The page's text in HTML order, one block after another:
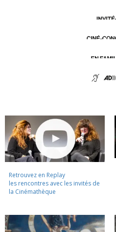
Retrouvez en Replay
les rencontres avec les invités de
la Cinémathèque